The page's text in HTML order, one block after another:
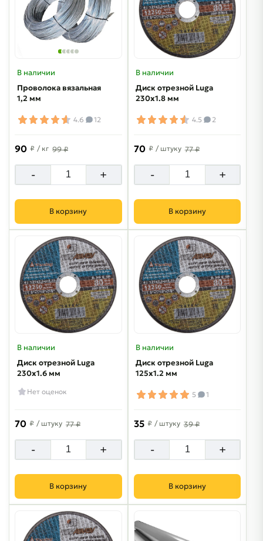
В наличии
Проволока вязальная
1,2 мм
4.6 12
90 ₽ / кг 99 ₽
- +
В корзину
В наличии
Диск отрезной Luga
230х1.8 мм
4.5 2
70 ₽ / штуку 77 ₽
- +
В корзину
В наличии
Диск отрезной Luga
230х1.6 мм
Нет оценок
70 ₽ / штуку 77 ₽
- +
В корзину
В наличии
Диск отрезной Luga
125х1.2 мм
5 1
35 ₽ / штуку 39 ₽
- +
В корзину